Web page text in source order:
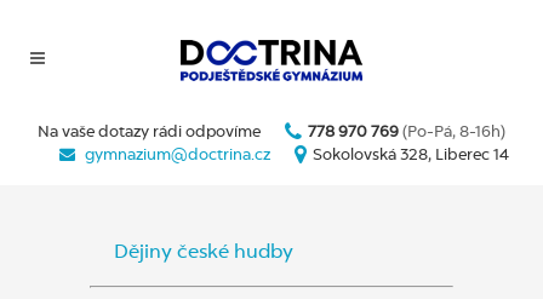
Na vaše dotazy rádi odpovíme 778 970 769 (Po-Pá, 8-16h)
gymnazium@doctrina.cz
Sokolovská 328, Liberec 14
Dějiny české hudby